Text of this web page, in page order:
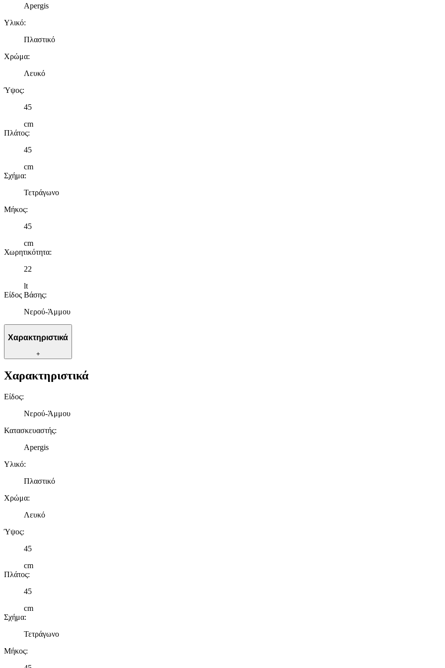
Apergis
Υλικό:
Πλαστικό
Χρώμα:
Λευκό
Ύψος:
45
cm
Πλάτος:
45
cm
Σχήμα:
Τετράγωνο
Μήκος:
45
cm
Χωρητικότητα:
22
lt
Είδος Βάσης:
Νερού-Άμμου
Χαρακτηριστικά
+
Χαρακτηριστικά
Είδος:
Νερού-Άμμου
Κατασκευαστής:
Apergis
Υλικό:
Πλαστικό
Χρώμα:
Λευκό
Ύψος:
45
cm
Πλάτος:
45
cm
Σχήμα:
Τετράγωνο
Μήκος: